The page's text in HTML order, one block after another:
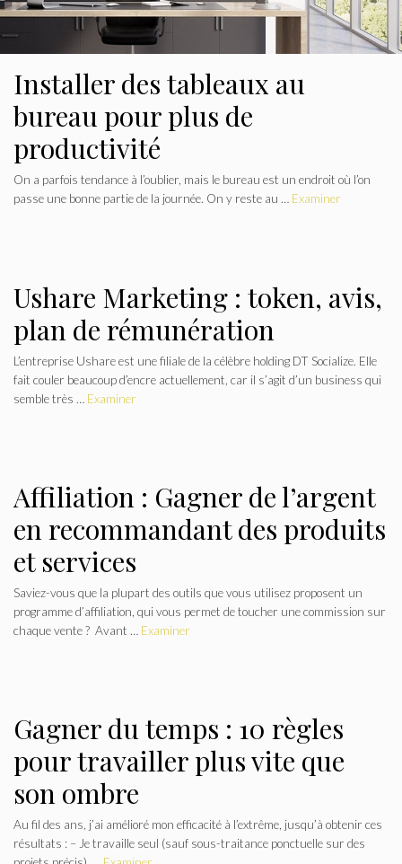
Installer des tableaux au
bureau pour plus de
productivité
On a parfois tendance à l’oublier, mais le bureau est un endroit où l’on
passe une bonne partie de la journée. On y reste au … Examiner
Ushare Marketing : token, avis,
plan de rémunération
L’entreprise Ushare est une filiale de la célèbre holding DT Socialize. Elle
fait couler beaucoup d’encre actuellement, car il s’agit d’un business qui
semble très … Examiner
Affiliation : Gagner de l’argent
en recommandant des produits
et services
Saviez-vous que la plupart des outils que vous utilisez proposent un
programme d’affiliation, qui vous permet de toucher une commission sur
chaque vente ? Avant … Examiner
Gagner du temps : 10 règles
pour travailler plus vite que
son ombre
Au fil des ans, j’ai amélioré mon efficacité à l’extrême, jusqu’à obtenir ces
résultats : – Je travaille seul (sauf sous-traitance ponctuelle sur des